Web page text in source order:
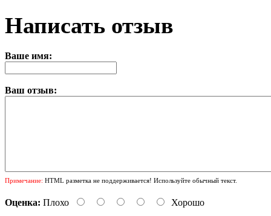
Написать отзыв
Ваше имя:
Ваш отзыв:
Примечание: HTML разметка не поддерживается! Используйте обычный текст.
Оценка: Плохо Хорошо